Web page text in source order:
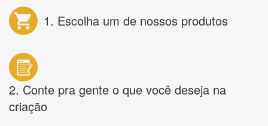
1. Escolha um de nossos produtos
2. Conte pra gente o que você deseja na
criação